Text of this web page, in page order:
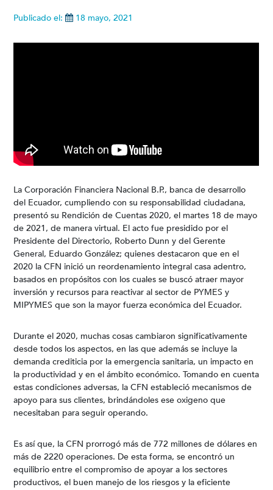
Publicado el: 18 mayo, 2021
La Corporación Financiera Nacional B.P., banca de desarrollo
del Ecuador, cumpliendo con su responsabilidad ciudadana,
presentó su Rendición de Cuentas 2020, el martes 18 de mayo
de 2021, de manera virtual. El acto fue presidido por el
Presidente del Directorio, Roberto Dunn y del Gerente
General, Eduardo González; quienes destacaron que en el
2020 la CFN inició un reordenamiento integral casa adentro,
basados en propósitos con los cuales se buscó atraer mayor
inversión y recursos para reactivar al sector de PYMES y
MIPYMES que son la mayor fuerza económica del Ecuador.
Durante el 2020, muchas cosas cambiaron significativamente
desde todos los aspectos, en las que además se incluye la
demanda crediticia por la emergencia sanitaria, un impacto en
la productividad y en el ámbito económico. Tomando en cuenta
estas condiciones adversas, la CFN estableció mecanismos de
apoyo para sus clientes, brindándoles ese oxigeno que
necesitaban para seguir operando.
Es así que, la CFN prorrogó más de 772 millones de dólares en
más de 2220 operaciones. De esta forma, se encontró un
equilibrio entre el compromiso de apoyar a los sectores
productivos, el buen manejo de los riesgos y la eficiente